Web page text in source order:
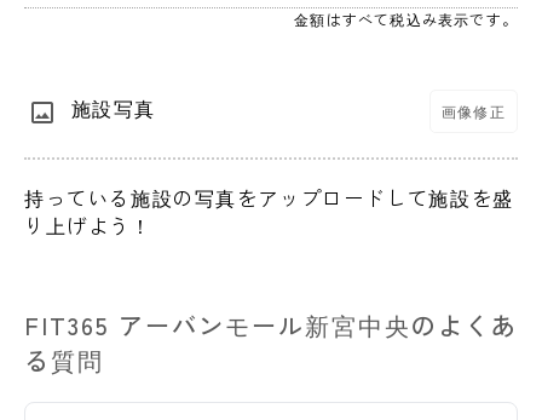
金額はすべて税込み表示です。
施設写真 画像修正
持っている施設の写真をアップロードして施設を盛
り上げよう！
FIT365 アーバンモール新宮中央のよくあ
る質問